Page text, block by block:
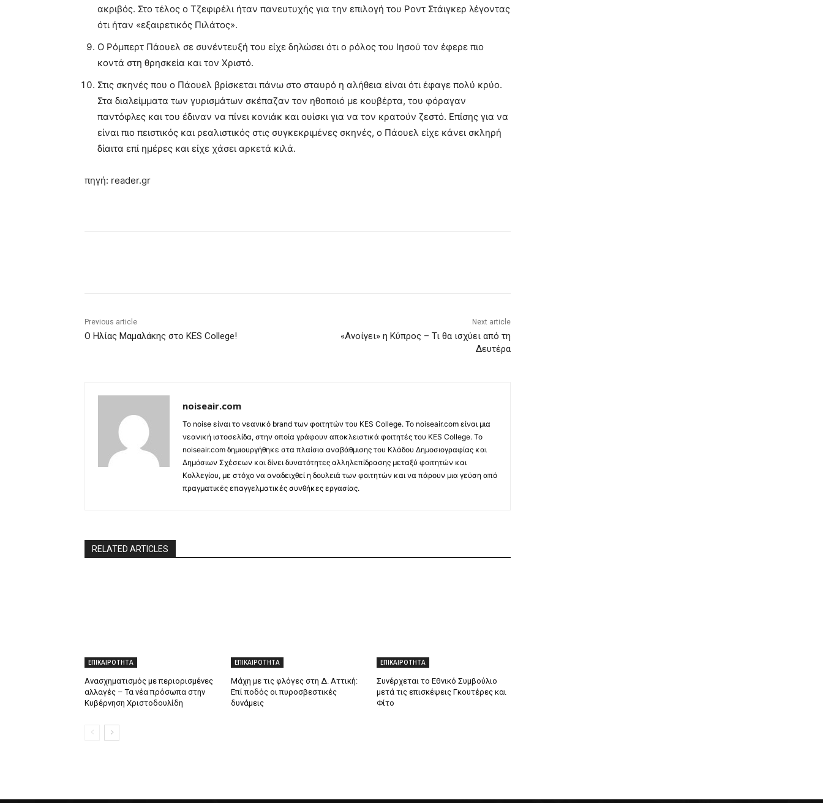
ακριβός. Στο τέλος ο Τζεφιρέλι ήταν πανευτυχής για την επιλογή του Ροντ Στάιγκερ λέγοντας
ότι ήταν «εξαιρετικός Πιλάτος».
Ο Ρόμπερτ Πάουελ σε συνέντευξή του είχε δηλώσει ότι ο ρόλος του Ιησού τον έφερε πιο
κοντά στη θρησκεία και τον Χριστό.
Στις σκηνές που ο Πάουελ βρίσκεται πάνω στο σταυρό η αλήθεια είναι ότι έφαγε πολύ κρύο.
Στα διαλείμματα των γυρισμάτων σκέπαζαν τον ηθοποιό με κουβέρτα, του φόραγαν
παντόφλες και του έδιναν να πίνει κονιάκ και ουίσκι για να τον κρατούν ζεστό. Επίσης για να
είναι πιο πειστικός και ρεαλιστικός στις συγκεκριμένες σκηνές, ο Πάουελ είχε κάνει σκληρή
δίαιτα επί ημέρες και είχε χάσει αρκετά κιλά.
πηγή: reader.gr
Previous article
O Ηλίας Μαμαλάκης στο KES College!
Next article
«Ανοίγει» η Κύπρος – Τι θα ισχύει από τη
Δευτέρα
noiseair.com
Το noise είναι το νεανικό brand των φοιτητών του KES College. Το noiseair.com είναι μια
νεανική ιστοσελίδα, στην οποία γράφουν αποκλειστικά φοιτητές του KES College. Το
noiseair.com δημιουργήθηκε στα πλαίσια αναβάθμισης του Κλάδου Δημοσιογραφίας και
Δημόσιων Σχέσεων και δίνει δυνατότητες αλληλεπίδρασης μεταξύ φοιτητών και
Κολλεγίου, με στόχο να αναδειχθεί η δουλειά των φοιτητών και να πάρουν μια γεύση από
πραγματικές επαγγελματικές συνθήκες εργασίας.
RELATED ARTICLES
ΕΠΙΚΑΙΡΟΤΗΤΑ
Ανασχηματισμός με περιορισμένες
αλλαγές – Τα νέα πρόσωπα στην
Κυβέρνηση Χριστοδουλίδη
ΕΠΙΚΑΙΡΟΤΗΤΑ
Μάχη με τις φλόγες στη Δ. Αττική:
Επί ποδός οι πυροσβεστικές
δυνάμεις
ΕΠΙΚΑΙΡΟΤΗΤΑ
Συνέρχεται το Εθνικό Συμβούλιο
μετά τις επισκέψεις Γκουτέρες και
Φίτο